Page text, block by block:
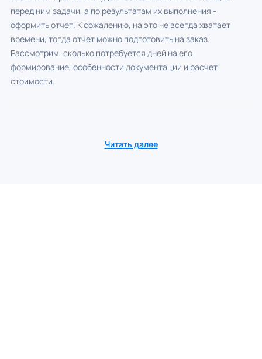
перед ним задачи, а по результатам их выполнения -
оформить отчет. К сожалению, на это не всегда хватает
времени, тогда отчет можно подготовить на заказ.
Рассмотрим, сколько потребуется дней на его
формирование, особенности документации и расчет
стоимости.
Читать далее